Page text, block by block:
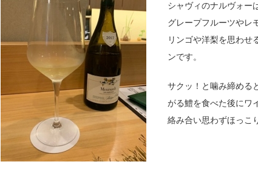
シャヴィのナルヴォー
グレープフルーツやレ
リンゴや洋梨を思わせ
ンです。
サクッ！と噛み締める
がる鱧を食べた後にワ
絡み合い思わずほっこ